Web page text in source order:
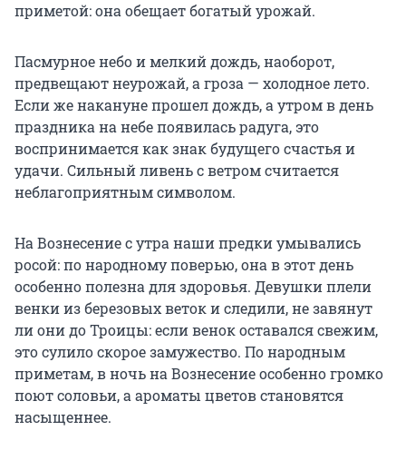
приметой: она обещает богатый урожай.
Пасмурное небо и мелкий дождь, наоборот,
предвещают неурожай, а гроза — холодное лето.
Если же накануне прошел дождь, а утром в день
праздника на небе появилась радуга, это
воспринимается как знак будущего счастья и
удачи. Сильный ливень с ветром считается
неблагоприятным символом.
На Вознесение с утра наши предки умывались
росой: по народному поверью, она в этот день
особенно полезна для здоровья. Девушки плели
венки из березовых веток и следили, не завянут
ли они до Троицы: если венок оставался свежим,
это сулило скорое замужество. По народным
приметам, в ночь на Вознесение особенно громко
поют соловьи, а ароматы цветов становятся
насыщеннее.